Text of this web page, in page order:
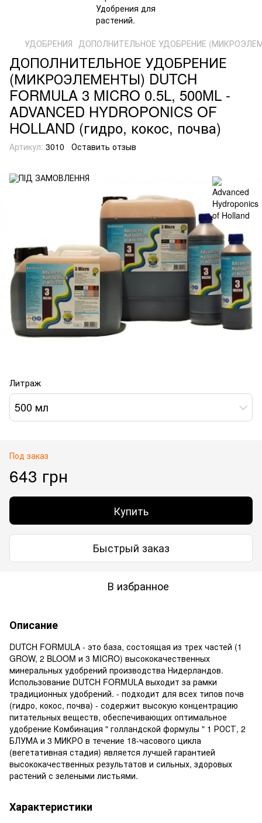
УДОБРЕНИЯ ДОПОЛНИТЕЛЬНОЕ УДОБРЕНИЕ
ДОПОЛНИТЕЛЬНОЕ УДОБРЕНИЕ
(МИКРОЭЛЕМЕНТЫ) DUTCH
FORMULA 3 MICRO 0.5L, 500ML -
ADVANCED HYDROPONICS OF
HOLLAND (гидро, кокос, почва)
Артикул: 3010 Оставить отзыв
Литраж
500 мл
Под заказ
643 грн
Купить
Быстрый заказ
В избранное
Описание
DUTCH FORMULA - это база, состоящая из трех частей (1
GROW, 2 BLOOM и 3 MICRO) высококачественных
минеральных удобрений производства Нидерландов.
Использование DUTCH FORMULA выходит за рамки
традиционных удобрений. - подходит для всех типов почв
(гидро, кокос, почва) - содержит высокую концентрацию
питательных веществ, обеспечивающих оптимальное
удобрение Комбинация " голландской формулы " 1 РОСТ, 2
БЛУМА и 3 МИКРО в течение 18-часового цикла
(вегетативная стадия) является лучшей гарантией
высококачественных результатов и сильных, здоровых
растений с зелеными листьями.
Характеристики